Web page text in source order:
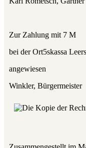
Zur Zahlung mit 7 M
bei der Ort5skassa
angewiesen
Winkler, Bürgermeister